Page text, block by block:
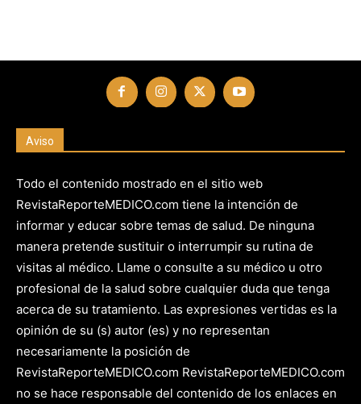
Aviso
Todo el contenido mostrado en el sitio web
RevistaReporteMEDICO.com tiene la intención de
informar y educar sobre temas de salud. De ninguna
manera pretende sustituir o interrumpir su rutina de
visitas al médico. Llame o consulte a su médico u otro
profesional de la salud sobre cualquier duda que tenga
acerca de su tratamiento. Las expresiones vertidas es la
opinión de su (s) autor (es) y no representan
necesariamente la posición de
RevistaReporteMEDICO.com RevistaReporteMEDICO.com
no se hace responsable del contenido de los enlaces en